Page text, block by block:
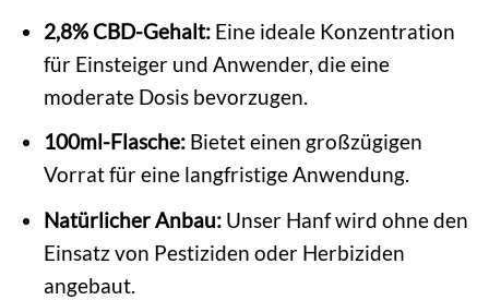
2,8% CBD-Gehalt: Eine ideale Konzentration
für Einsteiger und Anwender, die eine
moderate Dosis bevorzugen.
100ml-Flasche: Bietet einen großzügigen
Vorrat für eine langfristige Anwendung.
Natürlicher Anbau: Unser Hanf wird ohne den
Einsatz von Pestiziden oder Herbiziden
angebaut.